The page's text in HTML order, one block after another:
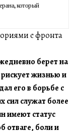
который
с фронта
берет на
жизнью и
его в борьбе с
сил служат более
имеют статус
отваге, боли и